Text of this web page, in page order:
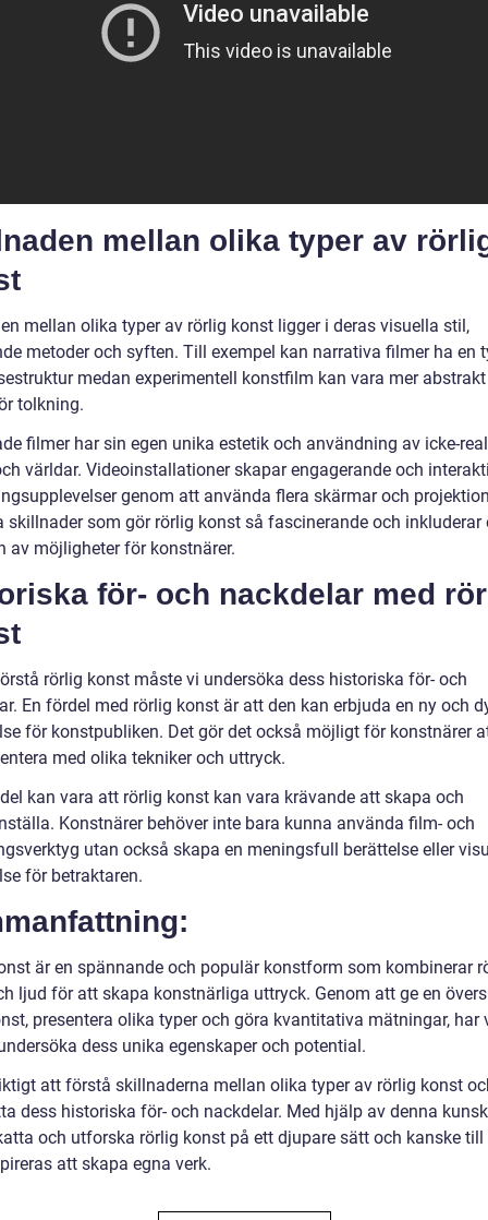
mellan olika typer av
mellan olika typer av rörlig konst ligger i deras visuella stil,
metoder och syften. Till exempel kan narrativa filmer ha en
medan experimentell konstfilm kan vara mer
tolkning.
filmer har sin egen unika estetik och användning av icke-
världar. Videoinstallationer skapar engagerande och
genom att använda flera skärmar och
skillnader som gör rörlig konst så fascinerande och inkluderar
av möjligheter för konstnärer.
för- och nackdelar med
rörlig konst måste vi undersöka dess historiska för- och
En fördel med rörlig konst är att den kan erbjuda en ny och
för konstpubliken. Det gör det också möjligt för konstnärer
med olika tekniker och uttryck.
kan vara att rörlig konst kan vara krävande att skapa och
Konstnärer behöver inte bara kunna använda film- och
utan också skapa en meningsfull berättelse eller
för betraktaren.
är en spännande och populär konstform som kombinerar
ljud för att skapa konstnärliga uttryck. Genom att ge en
presentera olika typer och göra kvantitativa mätningar, har
dess unika egenskaper och potential.
att förstå skillnaderna mellan olika typer av rörlig konst
dess historiska för- och nackdelar. Med hjälp av denna
och utforska rörlig konst på ett djupare sätt och kanske till
att skapa egna verk.